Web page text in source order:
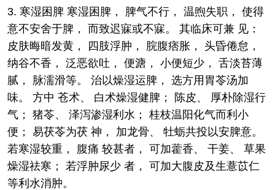
3. 寒湿困脾 寒湿困脾， 脾气不行， 温煦失职， 使得
意不安舍于脾， 而致迟寐或不寐。 其临床可兼 见：
皮肤晦暗发黄， 四肢浮肿， 脘腹痞胀， 头昏倦怠，
纳谷不香， 泛恶欲吐， 便溏， 小便短少， 舌淡苔薄
腻， 脉濡滑等。 治以燥湿运脾， 选方用胃苓汤加
味。 方中 苍术、 白术燥湿健脾； 陈皮、 厚朴除湿行
气； 猪苓、 泽泻渗湿利水； 桂枝温阳化气而利小
便； 易茯苓为茯 神， 加龙骨、 牡蛎共投以安脾意。
若寒湿较重， 腹痛 较甚者， 可加藿香、 干姜、 草果
燥湿祛寒； 若浮肿尿少 者， 可加大腹皮及生薏苡仁
等利水消肿。